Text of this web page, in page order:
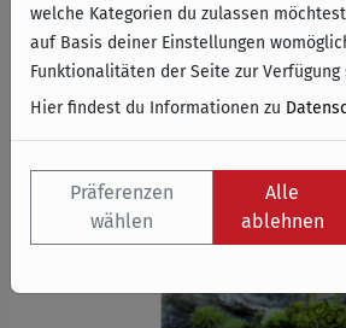
welche Kategorien du zulassen
auf Basis deiner Einstellungen
Funktionalitäten der Seite zur Verfügung
Hier findest du Informationen zu
Präferenzen
wählen
Alle
ablehnen